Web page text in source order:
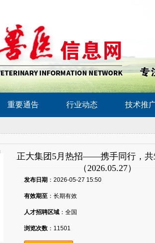
重要通告 行业动态 技术推
正大集团5月热招——携手同行，共
（2026.05.27）
发布日期 ：2026-05-27 15:50
有效期至 ：长期有效
人才招聘区域 ：全国
浏览次数 ： 11501